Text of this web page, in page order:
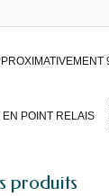
produits